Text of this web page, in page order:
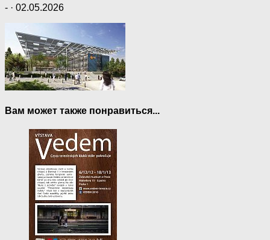
- · 02.05.2026
Вам может также понравиться...